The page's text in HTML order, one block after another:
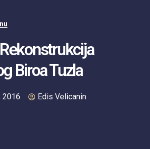
Biroa Tuzla
2016 Edis Velicanin